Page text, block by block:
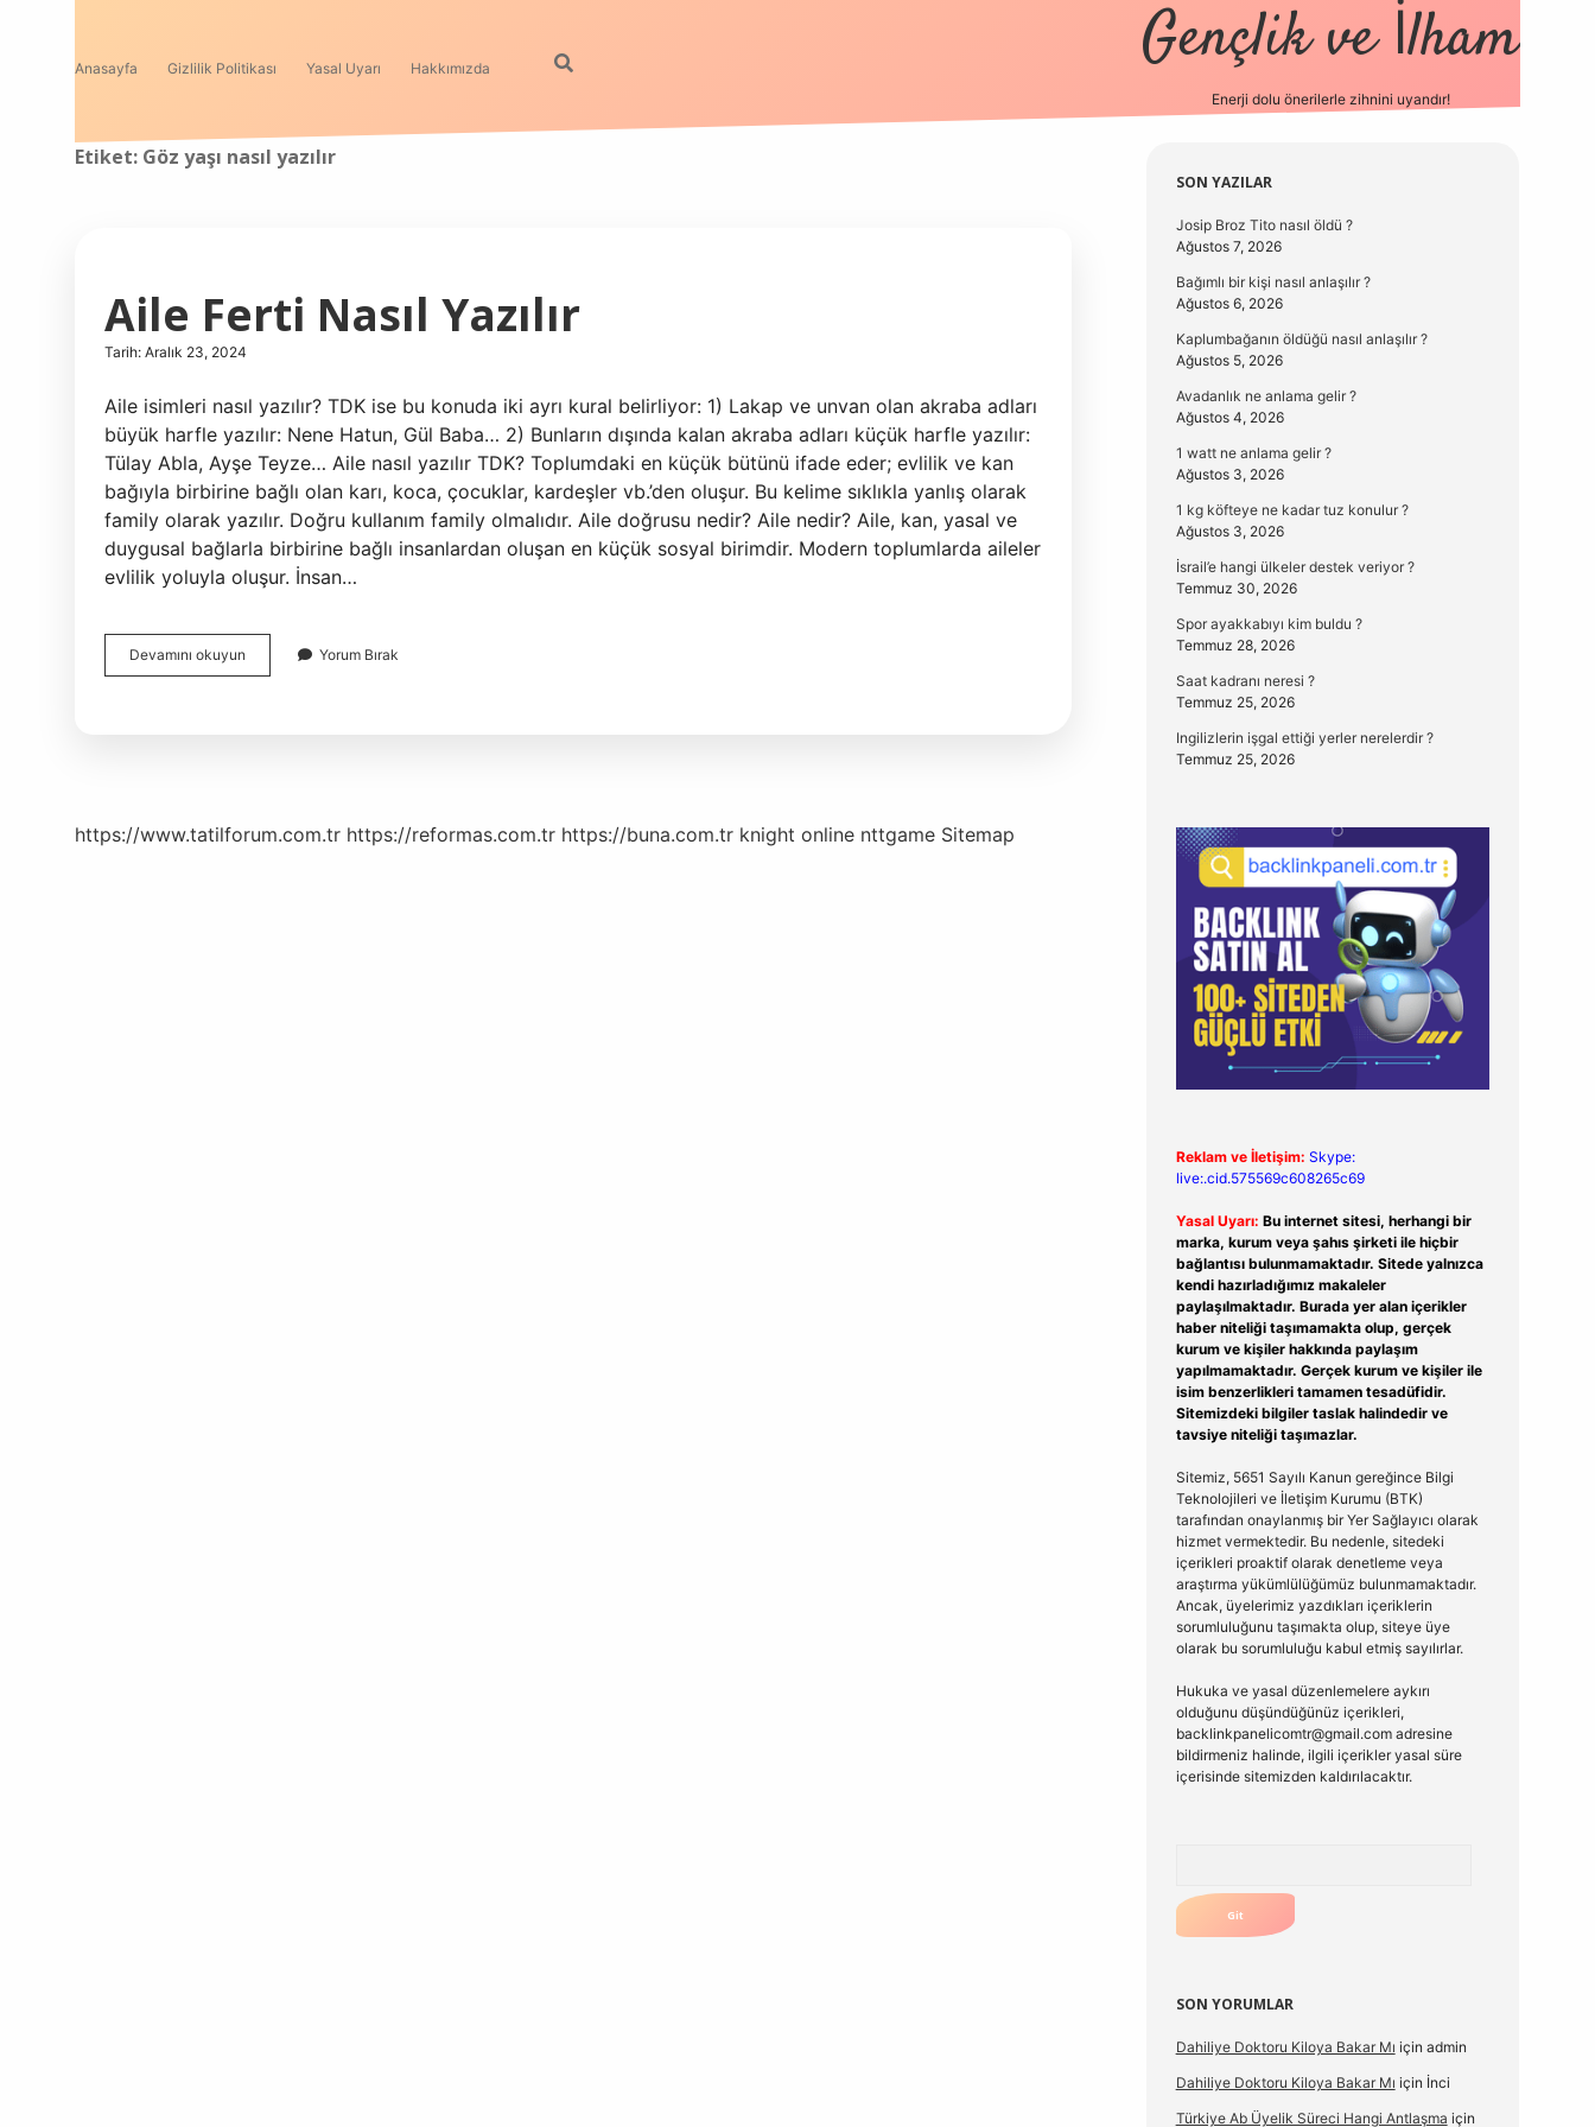
Anasayfa Gizlilik Politikası Yasal Uyarı Hakkımızda Gençlik ve İlham
Enerji dolu önerilerle zihnini uyandır!
Etiket: Göz yaşı nasıl yazılır
Aile Ferti Nasıl Yazılır
Tarih: Aralık 23, 2024
Aile isimleri nasıl yazılır? TDK ise bu konuda iki ayrı kural belirliyor: 1) Lakap ve unvan olan akraba adları
büyük harfle yazılır: Nene Hatun, Gül Baba… 2) Bunların dışında kalan akraba adları küçük harfle yazılır:
Tülay Abla, Ayşe Teyze… Aile nasıl yazılır TDK? Toplumdaki en küçük bütünü ifade eder; evlilik ve kan
bağıyla birbirine bağlı olan karı, koca, çocuklar, kardeşler vb.’den oluşur. Bu kelime sıklıkla yanlış olarak
family olarak yazılır. Doğru kullanım family olmalıdır. Aile doğrusu nedir? Aile nedir? Aile, kan, yasal ve
duygusal bağlarla birbirine bağlı insanlardan oluşan en küçük sosyal birimdir. Modern toplumlarda aileler
evlilik yoluyla oluşur. İnsan…
Devamını okuyun
Ferti
Yorum Bırak
https://www.tatilforum.com.tr https://reformas.com.tr https://buna.com.tr knight online nttgame Sitemap
Sidebar
SON YAZILAR
Josip Broz Tito nasıl öldü ?
Ağustos 7, 2026
Bağımlı bir kişi nasıl anlaşılır ?
Ağustos 6, 2026
Kaplumbağanın öldüğü nasıl anlaşılır ?
Ağustos 5, 2026
Avadanlık ne anlama gelir ?
Ağustos 4, 2026
1 watt ne anlama gelir ?
Ağustos 3, 2026
1 kg köfteye ne kadar tuz konulur ?
Ağustos 3, 2026
İsrail’e hangi ülkeler destek veriyor ?
Temmuz 30, 2026
Spor ayakkabıyı kim buldu ?
Temmuz 28, 2026
Saat kadranı neresi ?
Temmuz 25, 2026
Ingilizlerin işgal ettiği yerler nerelerdir ?
Temmuz 25, 2026
Reklam ve İletişim: Skype:
live:.cid.575569c608265c69
Yasal Uyarı: Bu internet sitesi, herhangi bir
marka, kurum veya şahıs şirketi ile hiçbir
bağlantısı bulunmamaktadır. Sitede yalnızca
kendi hazırladığımız makaleler
paylaşılmaktadır. Burada yer alan içerikler
haber niteliği taşımamakta olup, gerçek
kurum ve kişiler hakkında paylaşım
yapılmamaktadır. Gerçek kurum ve kişiler ile
isim benzerlikleri tamamen tesadüfidir.
Sitemizdeki bilgiler taslak halindedir ve
tavsiye niteliği taşımazlar.
Sitemiz, 5651 Sayılı Kanun gereğince Bilgi
Teknolojileri ve İletişim Kurumu (BTK)
tarafından onaylanmış bir Yer Sağlayıcı olarak
hizmet vermektedir. Bu nedenle, sitedeki
içerikleri proaktif olarak denetleme veya
araştırma yükümlülüğümüz bulunmamaktadır.
Ancak, üyelerimiz yazdıkları içeriklerin
sorumluluğunu taşımakta olup, siteye üye
olarak bu sorumluluğu kabul etmiş sayılırlar.
Hukuka ve yasal düzenlemelere aykırı
olduğunu düşündüğünüz içerikleri,
backlinkpanelicomtr@gmail.comadresine
bildirmeniz halinde, ilgili içerikler yasal süre
içerisinde sitemizden kaldırılacaktır.
SON YORUMLAR
Dahiliye Doktoru Kiloya Bakar Mı için admin
Dahiliye Doktoru Kiloya Bakar Mı için İnci
Türkiye Ab Üyelik Süreci Hangi Antlaşma için